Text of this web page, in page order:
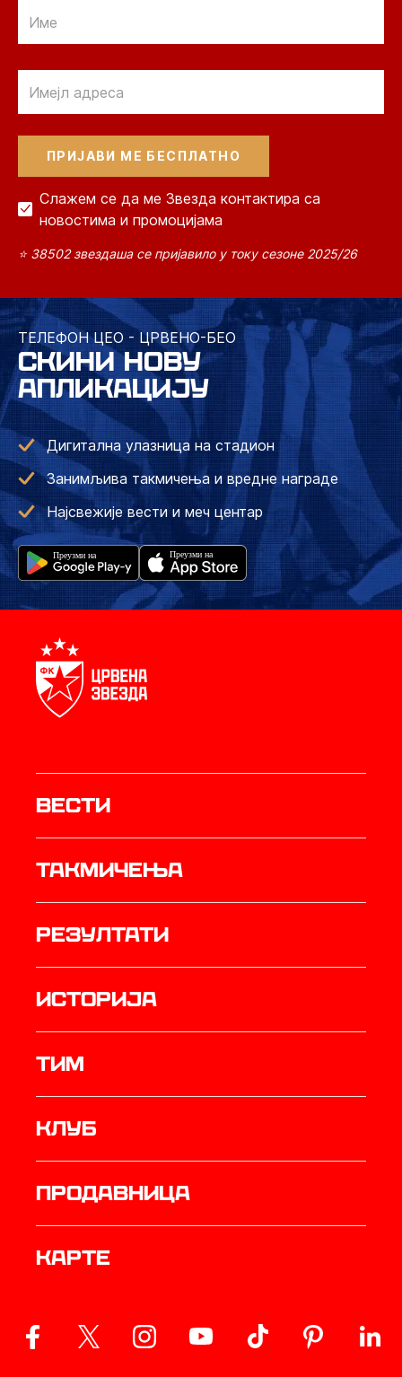
Слажем се да ме Звезда контактира са
новостима и промоцијама
⭐ 38502 звездаша се пријавило у току сезоне 2025/26
ТЕЛЕФОН ЦЕО - ЦРВЕНО-БЕО
СКИНИ НОВУ
АПЛИКАЦИЈУ
Дигитална улазница на стадион
Занимљива такмичења и вредне награде
Најсвежије вести и меч центар
Вести
Такмичења
резултати
историја
ТИМ
Клуб
продавница
Карте